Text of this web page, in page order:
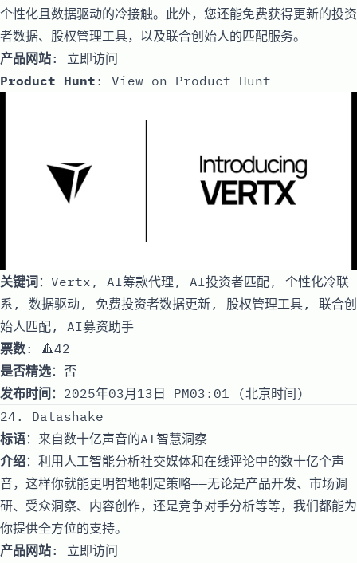
个性化且数据驱动的冷接触。此外，您还能免费获得更新的投资
者数据、股权管理工具，以及联合创始人的匹配服务。
产品网站: 立即访问
Product Hunt : View on Product Hunt
关键词：Vertx, AI筹款代理, AI投资者匹配, 个性化冷联
系, 数据驱动, 免费投资者数据更新, 股权管理工具, 联合创
始人匹配, AI募资助手
票数: 🔺42
是否精选：否
发布时间 ：2025年03月13日 PM03:01 (北京时间)
24. Datashake
标语：来自数十亿声音的AI智慧洞察
介绍：利用人工智能分析社交媒体和在线评论中的数十亿个声
音，这样你就能更明智地制定策略——无论是产品开发、市场调
研、受众洞察、内容创作，还是竞争对手分析等等，我们都能为
你提供全方位的支持。
产品网站: 立即访问